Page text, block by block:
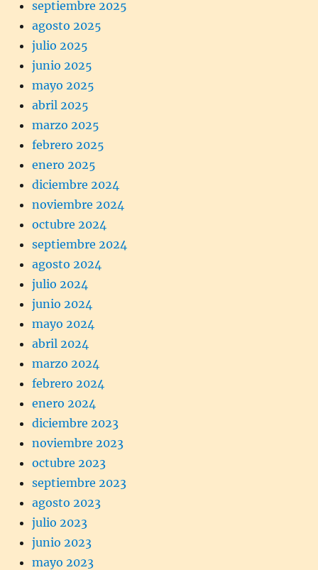
septiembre 2025
agosto 2025
julio 2025
junio 2025
mayo 2025
abril 2025
marzo 2025
febrero 2025
enero 2025
diciembre 2024
noviembre 2024
octubre 2024
septiembre 2024
agosto 2024
julio 2024
junio 2024
mayo 2024
abril 2024
marzo 2024
febrero 2024
enero 2024
diciembre 2023
noviembre 2023
octubre 2023
septiembre 2023
agosto 2023
julio 2023
junio 2023
mayo 2023